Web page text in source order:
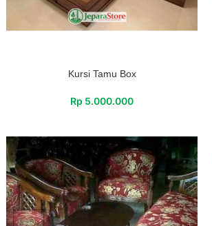
Kursi Tamu Box
Rp 5.000.000